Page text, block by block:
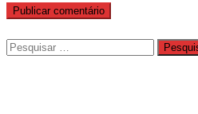
Pesquisar
por: